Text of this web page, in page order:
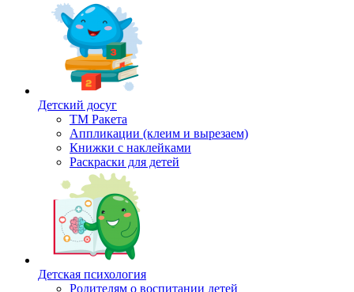
Детский досуг
ТМ Ракета
Аппликации (клеим и вырезаем)
Книжки с наклейками
Раскраски для детей
Детская психология
Родителям о воспитании детей